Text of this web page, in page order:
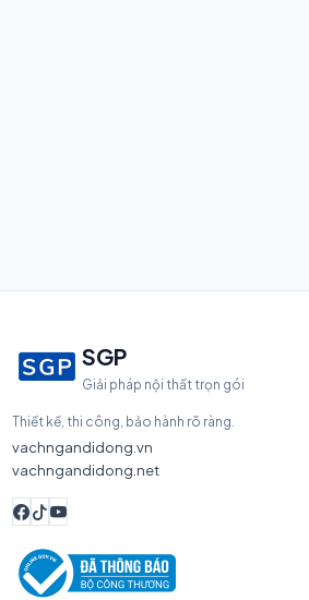
SGP
Giải pháp nội thất trọn gói
Thiết kế, thi công, bảo hành rõ ràng.
vachngandidong.vn
vachngandidong.net